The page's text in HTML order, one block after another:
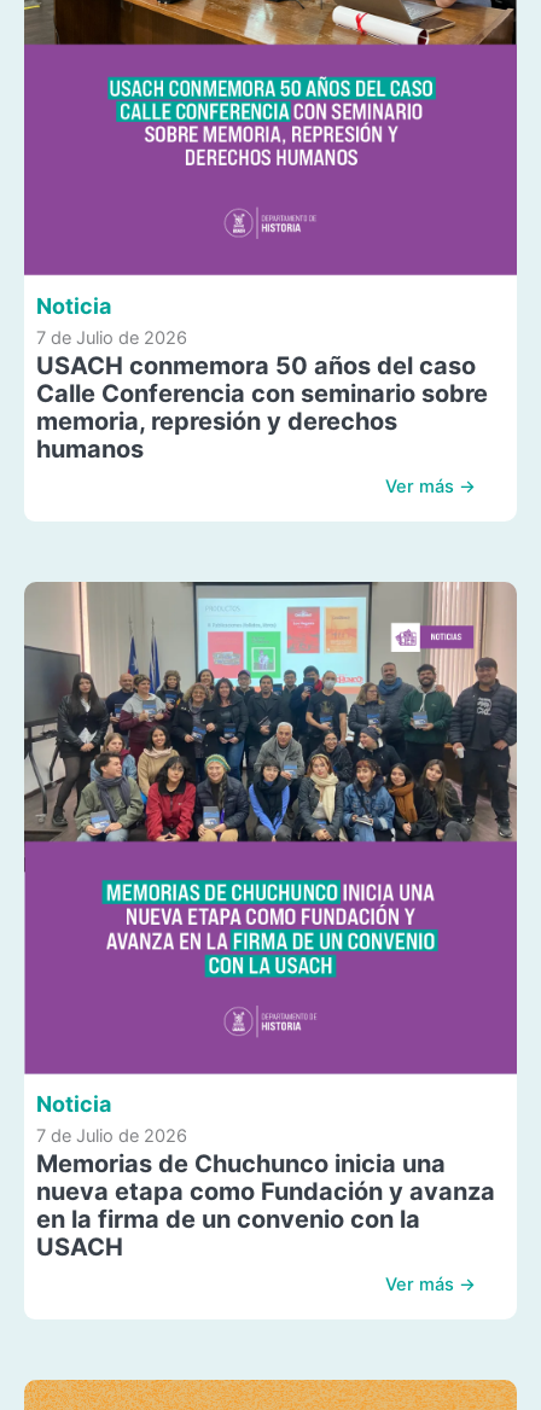
Noticia
7 de Julio de 2026
USACH conmemora 50 años del caso
Calle Conferencia con seminario sobre
memoria, represión y derechos
humanos
Ver más →
Noticia
7 de Julio de 2026
Memorias de Chuchunco inicia una
nueva etapa como Fundación y avanza
en la firma de un convenio con la
USACH
Ver más →